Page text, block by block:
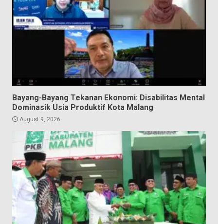
Bayang-Bayang Tekanan Ekonomi: Disabilitas Mental
Dominasik Usia Produktif Kota Malang
August 9, 2026